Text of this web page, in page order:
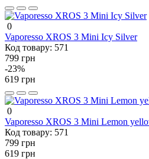
0
Vaporesso XROS 3 Mini Icy Silver
Код товару: 571
799 грн
-23%
619 грн
0
Vaporesso XROS 3 Mini Lemon
Код товару: 571
799 грн
619 грн